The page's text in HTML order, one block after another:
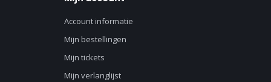
Account informatie
Mijn bestellingen
Mijn tickets
Mijn verlanglijst